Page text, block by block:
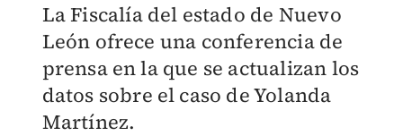
La Fiscalía del estado de Nuevo
León ofrece una conferencia de
prensa en la que se actualizan los
datos sobre el caso de Yolanda
Martínez.